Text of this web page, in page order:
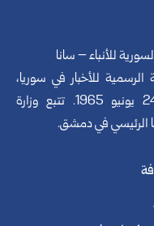
للأنباء – سانا
الرسمية للأخبار في سوريا،
تأسست في 24 يونيو 1965. تتبع وزارة
الرئيسي في دمشق.